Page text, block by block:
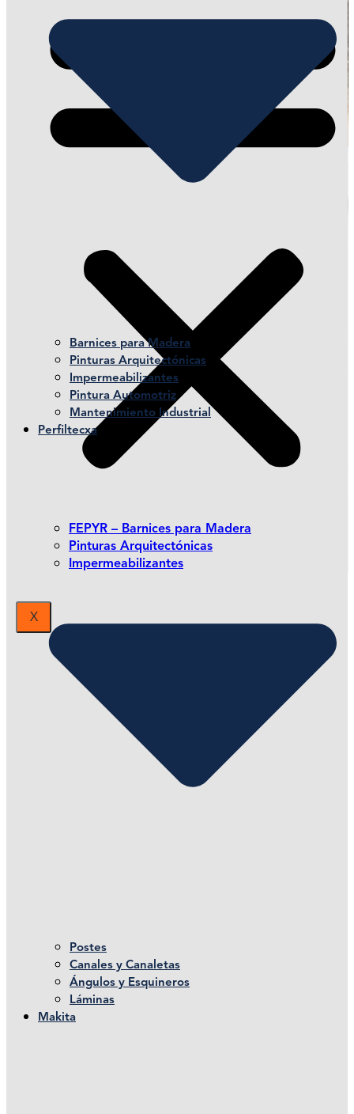
FEPYR – Barnices para Madera
Pinturas Arquitectónicas
Impermeabilizantes
X
Barnices para Madera
Pinturas Arquitectónicas
Impermeabilizantes
Pintura Automotriz
Mantenimiento Industrial
Perfiltecxa
Postes
Canales y Canaletas
Ángulos y Esquineros
Láminas
Makita